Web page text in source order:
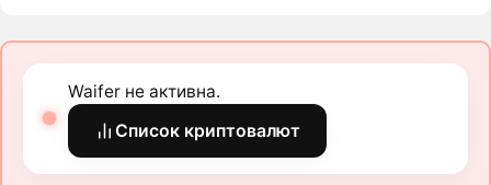
Waifer не активна.
Список криптовалют